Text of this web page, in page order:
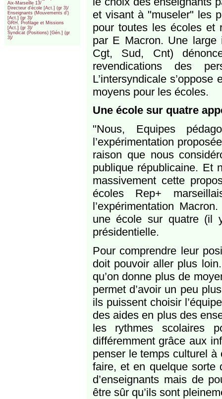
Aix-Marseille 13/
Directeur d’école [Act.] (gr 3)/
Enseignants (Mouvements d’)
[Act.] (gr 3)/
GRH. Profilage et Missions
[Act.] (gr 3)/
Syndicat (Positions) [Gén.] (gr
3)/
et visant à "museler" les
pour toutes les écoles et
par E Macron. Une large
Cgt, Sud, Cnt)
revendications des
L’intersyndicale
moyens pour les écoles.
Une école sur quatre
"Nous, Equipes
l’expérimentation
raison que nous
publique républicaine. Et
massivement cette
écoles Rep+
l’expérimentation
une école sur quatre (il
présidentielle.
Pour comprendre leur
doit pouvoir aller plus
qu’on donne plus de
permet d’avoir un peu
ils puissent choisir
des aides en plus des
les rythmes scolaires
différemment grâce aux
penser le temps culturel à
faire, et en quelque sorte
d’enseignants mais de
être sûr qu’ils sont